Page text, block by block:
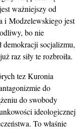
ważniejszy od
i Modzelewskiego jest
bo nie
demokracji socjalizmu,
raz siły te rozbroiła.
tez Kuronia
do
do swobody
ideologicznej
To właśnie